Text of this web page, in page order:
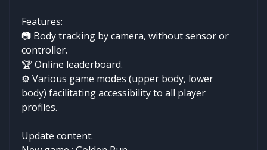
Features:
📷 Body tracking by camera, without sensor or
controller.
🏆 Online leaderboard.
⚙️ Various game modes (upper body, lower
body) facilitating accessibility to all player
profiles.
Update content: